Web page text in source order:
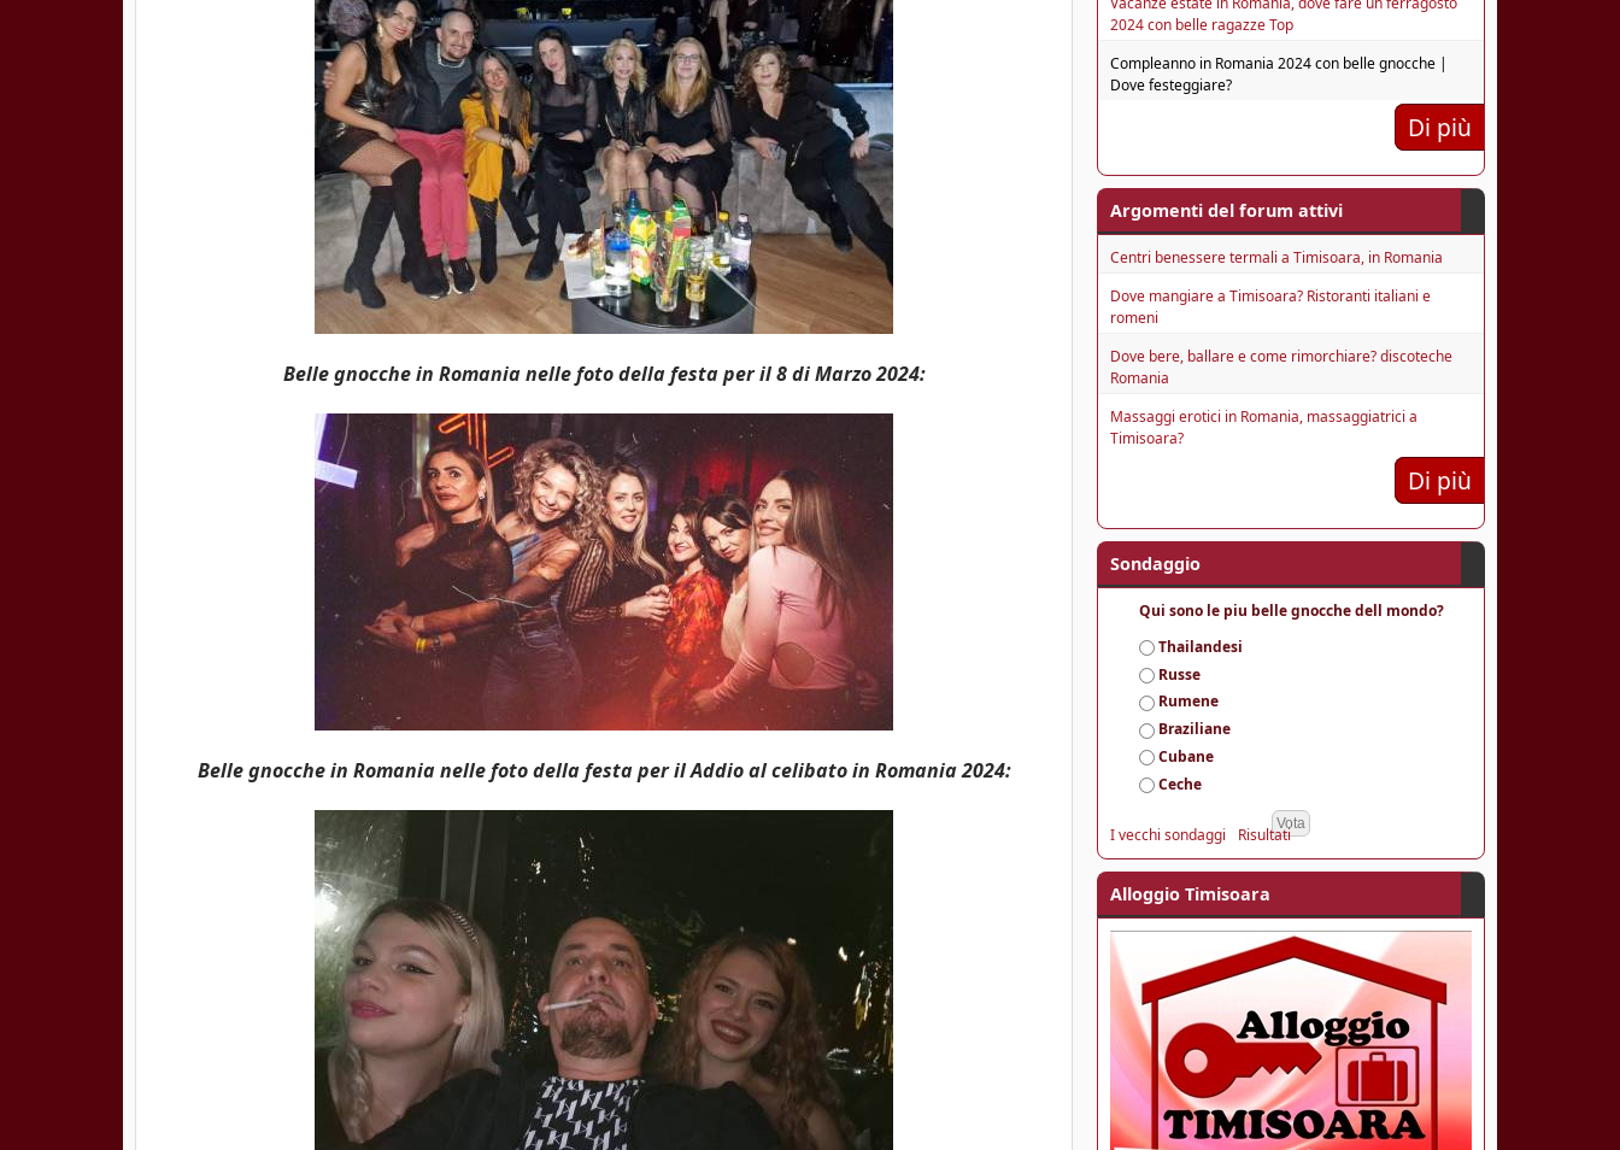
Belle gnocche in Romania nelle foto della festa per il 8 di Marzo 2024:
Belle gnocche in Romania nelle foto della festa per il Addio al celibato in Romania 2024:
2024 con belle ragazze Top
Compleanno in Romania 2024 con belle gnocche |
Dove festeggiare?
Di più
Argomenti del forum attivi
Centri benessere termali a Timisoara, in Romania
Dove mangiare a Timisoara? Ristoranti italiani e
romeni
Dove bere, ballare e come rimorchiare? discoteche
Romania
Massaggi erotici in Romania, massaggiatrici a
Timisoara?
Di più
Sondaggio
Qui sono le piu belle gnocche dell mondo?
S
c
e
l
t
e
Thailandesi
Russe
Rumene
Braziliane
Cubane
Ceche
I vecchi sondaggi Risultati
Alloggio Timisoara